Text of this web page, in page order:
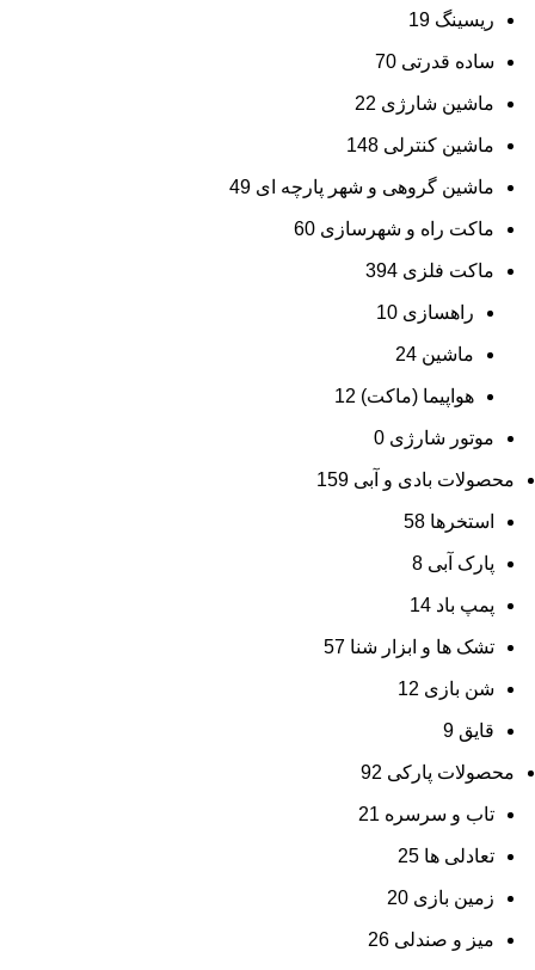
ریسینگ 19
ساده قدرتی 70
ماشین شارژی 22
ماشین کنترلی 148
ماشین گروهی و شهر پارچه ای 49
ماکت راه و شهرسازی 60
ماکت فلزی 394
راهسازی 10
ماشین 24
هواپیما (ماکت) 12
موتور شارژی 0
محصولات بادی و آبی 159
استخرها 58
پارک آبی 8
پمپ باد 14
تشک ها و ابزار شنا 57
شن بازی 12
قایق 9
محصولات پارکی 92
تاب و سرسره 21
تعادلی ها 25
زمین بازی 20
میز و صندلی 26